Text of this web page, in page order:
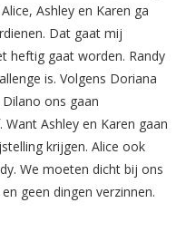
Ashley en Karen ga
Dat gaat mij
heftig gaat worden. Randy
is. Volgens Doriana
ons gaan
Ashley en Karen gaan
krijgen. Alice ook
We moeten dicht bij ons
geen dingen verzinnen.